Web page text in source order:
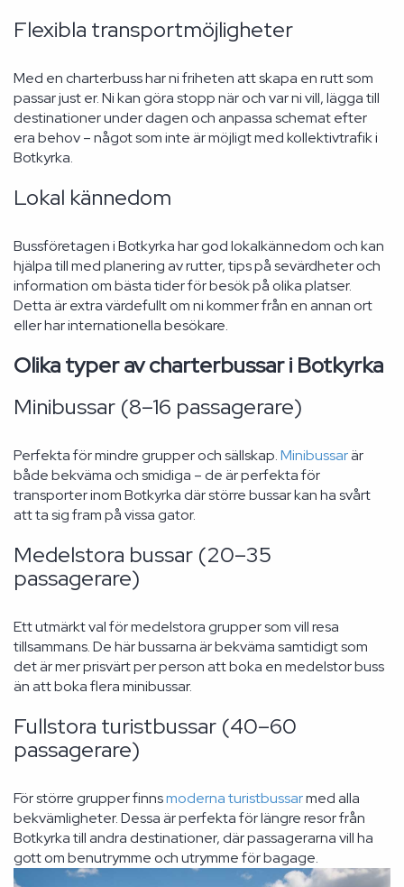
Flexibla transportmöjligheter
Med en charterbuss har ni friheten att skapa en rutt som
passar just er. Ni kan göra stopp när och var ni vill, lägga till
destinationer under dagen och anpassa schemat efter
era behov – något som inte är möjligt med kollektivtrafik i
Botkyrka.
Lokal kännedom
Bussföretagen i Botkyrka har god lokalkännedom och kan
hjälpa till med planering av rutter, tips på sevärdheter och
information om bästa tider för besök på olika platser.
Detta är extra värdefullt om ni kommer från en annan ort
eller har internationella besökare.
Olika typer av charterbussar i Botkyrka
Minibussar (8–16 passagerare)
Perfekta för mindre grupper och sällskap.Minibussarär
både bekväma och smidiga – de är perfekta för
transporter inom Botkyrka där större bussar kan ha svårt
att ta sig fram på vissa gator.
Medelstora bussar (20–35
passagerare)
Ett utmärkt val för medelstora grupper som vill resa
tillsammans. De här bussarna är bekväma samtidigt som
det är mer prisvärt per person att boka en medelstor buss
än att boka flera minibussar.
Fullstora turistbussar (40–60
passagerare)
För större grupper finnsmoderna turistbussarmed alla
bekvämligheter. Dessa är perfekta för längre resor från
Botkyrka till andra destinationer, där passagerarna vill ha
gott om benutrymme och utrymme för bagage.